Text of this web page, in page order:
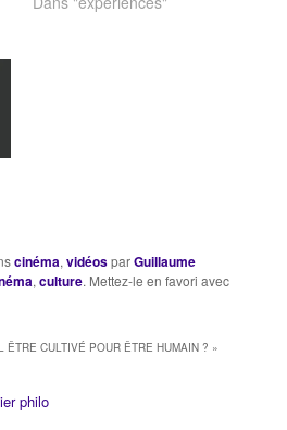
cinéma,vidéosparGuillaume
,culture. Mettez-le en favori avec
ÊTRE CULTIVÉ POUR ÊTRE HUMAIN ? »
philo